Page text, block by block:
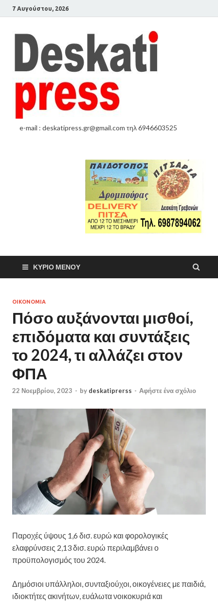
7 Αυγούστου, 2026
e-mail : deskatipress.gr@gmail.com τηλ 6946603525
ΚΎΡΙΟ ΜΕΝΟΎ
ΟΙΚΟΝΟΜΙΑ
Πόσο αυξάνονται μισθοί,
επιδόματα και συντάξεις
το 2024, τι αλλάζει στον
ΦΠΑ
22 Νοεμβρίου, 2023 - by deskatiprerss - Αφήστε ένα σχόλιο
Παροχές ύψους 1,6 δισ. ευρώ και φορολογικές
ελαφρύνσεις 2,13 δισ. ευρώ περιλαμβάνει ο
προϋπολογισμός του 2024.
Δημόσιοι υπάλληλοι, συνταξιούχοι, οικογένειες με παιδιά,
ιδιοκτήτες ακινήτων, ευάλωτα νοικοκυριά και